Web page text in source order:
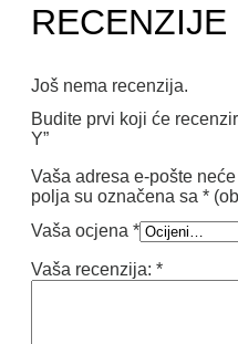
RECENZIJE
Još nema recenzija.
Budite prvi koji će
Y”
Vaša adresa e-pošte
polja su označena sa *
Vaša ocjena *
Vaša recenzija: *